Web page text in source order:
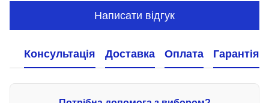
Написати відгук
Консультація Доставка Оплата Гарантія